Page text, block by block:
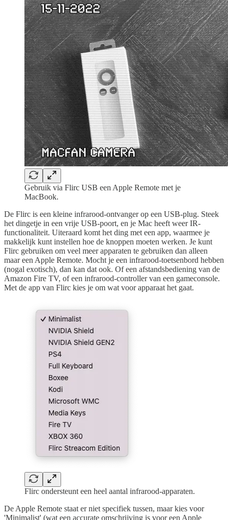
Gebruik via Flirc USB een Apple Remote met je
MacBook.
De Flirc is een kleine infrarood-ontvanger op een USB-plug. Steek
het dingetje in een vrije USB-poort, en je Mac heeft weer IR-
functionaliteit. Uiteraard komt het ding met een app, waarmee je
makkelijk kunt instellen hoe de knoppen moeten werken. Je kunt
Flirc gebruiken om veel meer apparaten te gebruiken dan alleen
maar een Apple Remote. Mocht je een infrarood-toetsenbord hebben
(nogal exotisch), dan kan dat ook. Of een afstandsbediening van de
Amazon Fire TV, of een infrarood-controller van een gameconsole.
Met de app van Flirc kies je om wat voor apparaat het gaat.
Flirc ondersteunt een heel aantal infrarood-apparaten.
De Apple Remote staat er niet specifiek tussen, maar kies voor
'Minimalist' (wat een accurate omschrijving is voor een Apple